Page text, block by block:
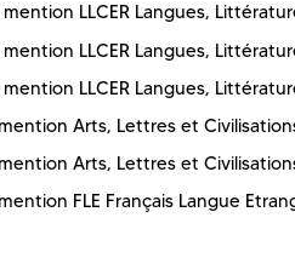
mention LLCER Langues,
mention LLCER Langues,
mention LLCER Langues,
Arts, Lettres et
Arts, Lettres et
FLE Français Langue